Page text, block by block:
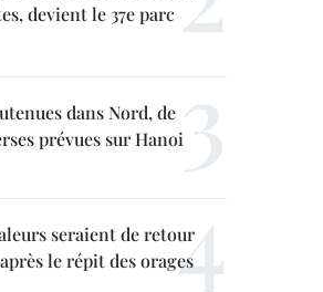
devient le 37e parc
dans Nord, de
prévues sur Hanoi
seraient de retour
le répit des orages